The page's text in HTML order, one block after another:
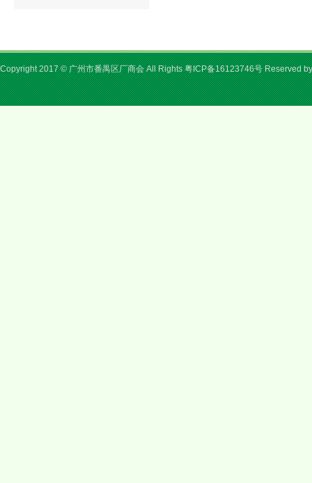
Copyright 2017 © 广州市番禺区厂商会 All Rights粤ICP备16123746号Reserved